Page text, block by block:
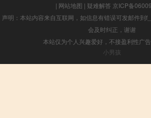
| 网站地图 | 疑难解答 京ICP备
声明：本站内容来自互联网，如信息有错误可发邮件到
会及时纠正，谢谢
本站仅为个人兴趣爱好，不接盈利性广
小男孩